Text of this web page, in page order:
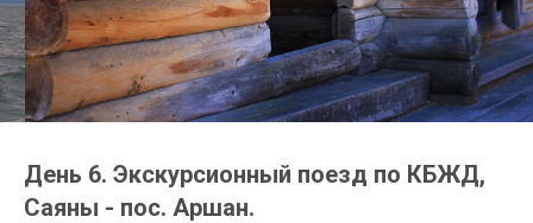
День 6. Экскурсионный поезд по КБЖД,
Саяны - пос. Аршан.